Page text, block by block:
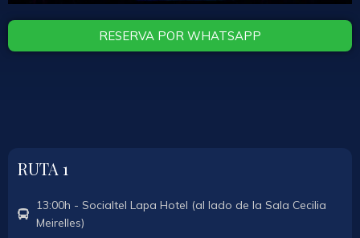
RESERVA POR WHATSAPP
RUTA 1
13:00h - Socialtel Lapa Hotel (al lado de la Sala Cecilia
Meirelles)